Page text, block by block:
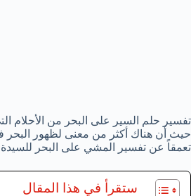
تفسير حلم السير على البحر من الأحلام
حيث أن هناك أكثر من معنى لظهور البحر
تعمقاً عن تفسير المشي على البحر
ستقرأ في هذا المقال